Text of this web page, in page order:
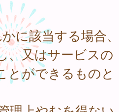
に該当する場合、
、又はサービスの
とができるものと